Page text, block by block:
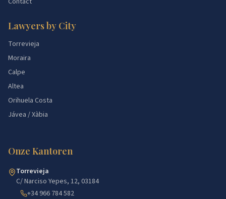
Lawyers by City
Torrevieja
Moraira
Calpe
Altea
Orihuela Costa
Jávea / Xàbia
Onze Kantoren
Torrevieja
C/ Narciso Yepes, 12, 03184
+34 966 784 582